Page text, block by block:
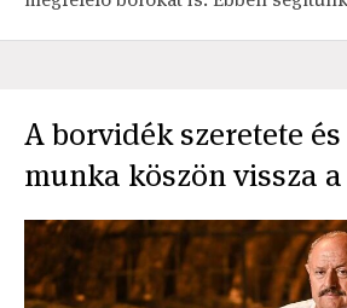
A borvidék szeretete
munka köszön vissza